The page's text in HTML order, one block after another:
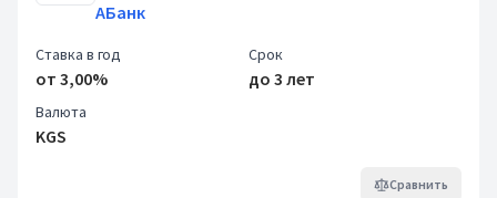
АБанк
Ставка в год
от 3,00%
Срок
до 3 лет
Валюта
KGS
Сравнить